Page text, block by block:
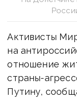
Активисты
на
отношение
страны-
Путину,